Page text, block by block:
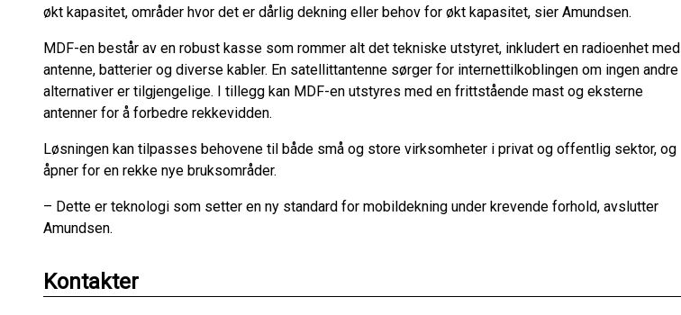
økt kapasitet, områder hvor det er dårlig dekning eller behov for økt kapasitet, sier Amundsen.
MDF-en består av en robust kasse som rommer alt det tekniske utstyret, inkludert en radioenhet med
antenne, batterier og diverse kabler. En satellittantenne sørger for internettilkoblingen om ingen andre
alternativer er tilgjengelige. I tillegg kan MDF-en utstyres med en frittstående mast og eksterne
antenner for å forbedre rekkevidden.
Løsningen kan tilpasses behovene til både små og store virksomheter i privat og offentlig sektor, og
åpner for en rekke nye bruksområder.
– Dette er teknologi som setter en ny standard for mobildekning under krevende forhold, avslutter
Amundsen.
Kontakter